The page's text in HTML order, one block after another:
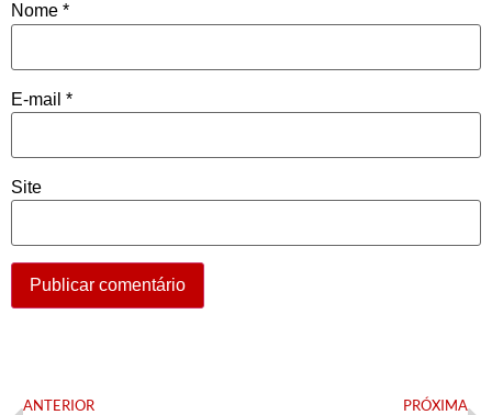
Nome *
E-mail *
Site
ANTERIOR PRÓXIMA